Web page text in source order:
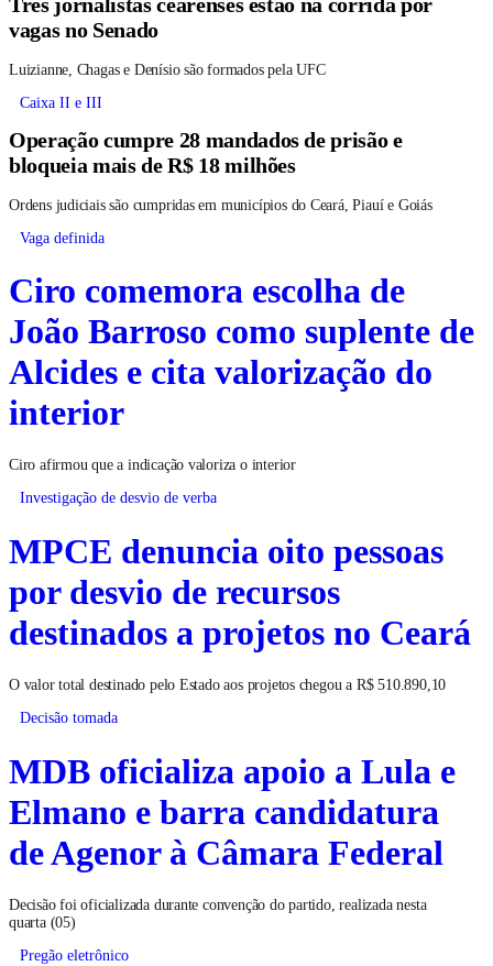
vagas no Senado
Luizianne, Chagas e Denísio são formados pela UFC
Caixa II e III
Operação cumpre 28 mandados de prisão e
bloqueia mais de R$ 18 milhões
Ordens judiciais são cumpridas em municípios do Ceará, Piauí e Goiás
Vaga definida
Ciro comemora escolha de
João Barroso como suplente de
Alcides e cita valorização do
interior
Ciro afirmou que a indicação valoriza o interior
Investigação de desvio de verba
MPCE denuncia oito pessoas
por desvio de recursos
destinados a projetos no Ceará
O valor total destinado pelo Estado aos projetos chegou a R$ 510.890,10
Decisão tomada
MDB oficializa apoio a Lula e
Elmano e barra candidatura
de Agenor à Câmara Federal
Decisão foi oficializada durante convenção do partido, realizada nesta
quarta (05)
Pregão eletrônico